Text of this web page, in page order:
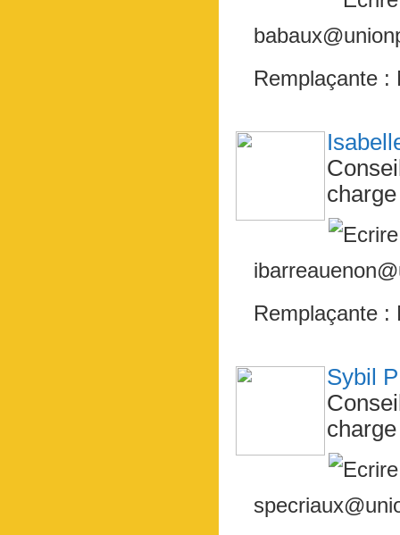
Remplaçante :
Remplaçante :
Sybil